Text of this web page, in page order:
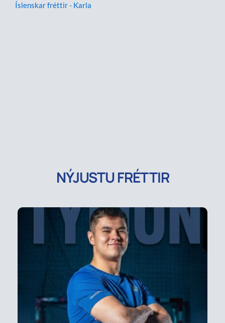
Íslenskar fréttir - Karla
NÝJUSTU FRÉTTIR